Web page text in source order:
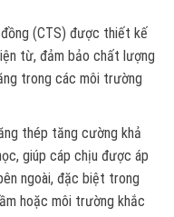
(CTS) được thiết kế
từ, đảm bảo chất lượng
trong các môi trường
thép tăng cường khả
giúp cáp chịu được áp
ngoài, đặc biệt trong
hoặc môi trường khắc